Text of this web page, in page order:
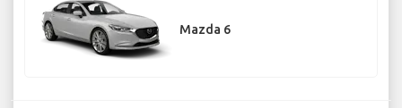
Mazda 6